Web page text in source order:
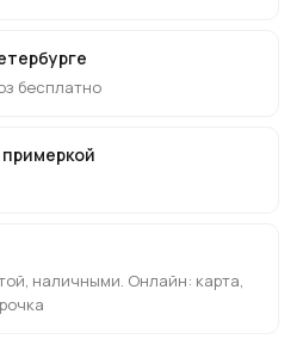
бесплатно
наличными. Онлайн: карта,